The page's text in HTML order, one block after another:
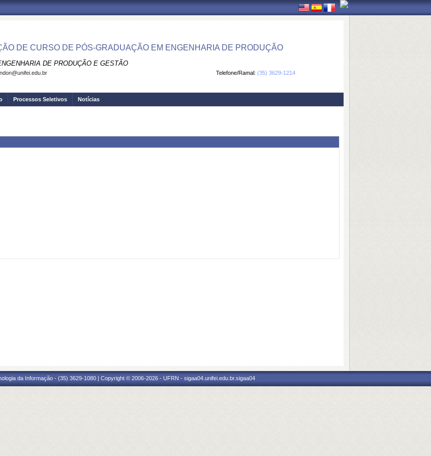
DE CURSO DE PÓS-GRADUAÇÃO EM ENGENHARIA DE PRODUÇÃO
DE PRODUÇÃO E GESTÃO
Telefone/Ramal: (35) 3629-1214
Processos Seletivos Notícias
da Informação - (35) 3629-1080 | Copyright © 2006-2026 - UFRN - sigaa04.unifei.edu.br.sigaa04